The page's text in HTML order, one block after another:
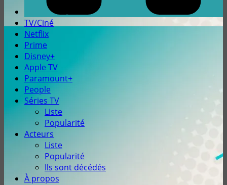
TV/Ciné
Netflix
Prime
Disney+
Apple TV
Paramount+
People
Séries TV
Liste
Popularité
Acteurs
Liste
Popularité
Ils sont décédés
À propos